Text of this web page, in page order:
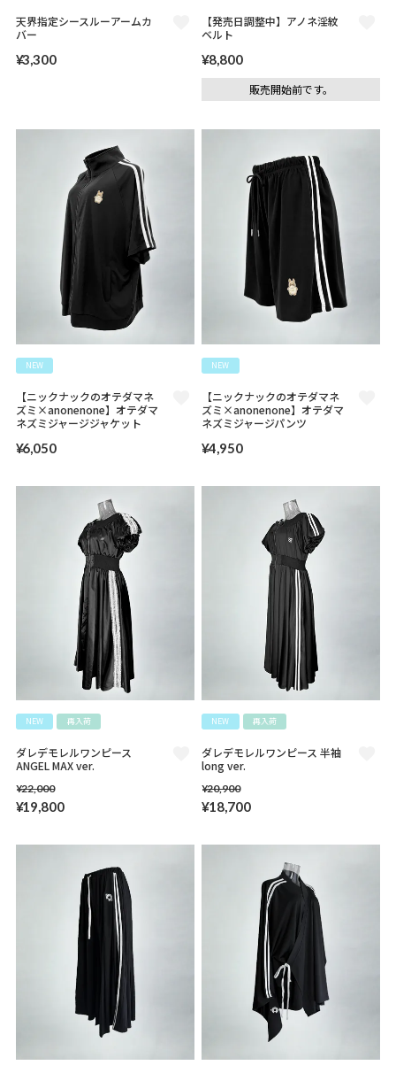
天界指定シースルーアームカ
バー
¥3,300
【発売日調整中】アノネ淫紋
ベルト
¥8,800
販売開始前です。
NEW
【ニックナックのオテダマネ
ズミ×anonenone】オテダマ
ネズミジャージジャケット
¥6,050
NEW
【ニックナックのオテダマネ
ズミ×anonenone】オテダマ
ネズミジャージパンツ
¥4,950
NEW 再入荷
ダレデモレルワンピース
ANGEL MAX ver.
¥22,000
¥19,800
NEW 再入荷
ダレデモレルワンピース 半袖
long ver.
¥20,900
¥18,700